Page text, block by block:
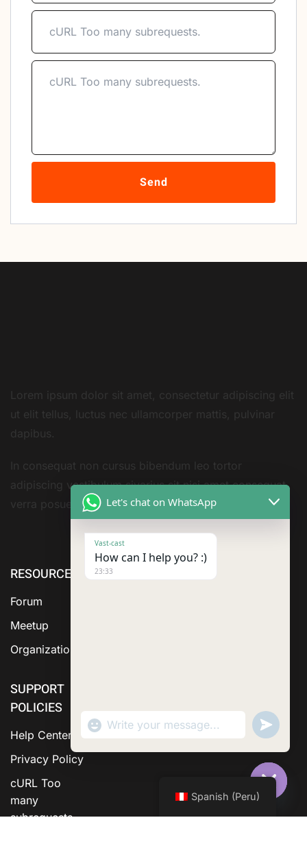
Send
Lorem ipsum dolor sit amet, consectetur adipiscing elit
ut elit tellus, luctus nec ullamcorper mattis, pulvinar
dapibus.
In consequat non cursus bibendum leo tortor
adipiscing vestibulum sivarius sit nisi amet consequat
verra posuere amet
RESOURCE
Forum
Meetup
Organization
SUPPORT
POLICIES
Help Center
Privacy Policy
cURL Too
many
subrequests.
cURL Too
Spanish (Peru)
Let's chat on WhatsApp
Vast-cast
How can I help you? :)
23:33
"+chaty_settings.lang.emoji_picker+"
WhatsApp Message
Send